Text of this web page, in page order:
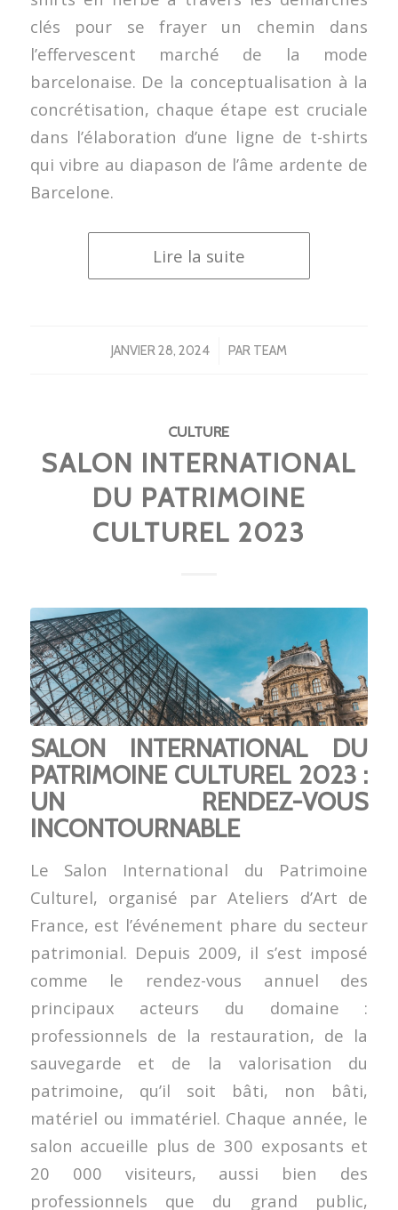
clés pour se frayer un chemin dans
l’effervescent marché de la mode
barcelonaise. De la conceptualisation à la
concrétisation, chaque étape est cruciale
dans l’élaboration d’une ligne de t-shirts
qui vibre au diapason de l’âme ardente de
Barcelone.
Lire la suite
JANVIER 28, 2024
/ PAR TEAM
CULTURE
SALON INTERNATIONAL
DU PATRIMOINE
CULTUREL 2023
SALON INTERNATIONAL DU
PATRIMOINE CULTUREL 2023 :
UN RENDEZ-VOUS
INCONTOURNABLE
Le Salon International du Patrimoine
Culturel, organisé par Ateliers d’Art de
France, est l’événement phare du secteur
patrimonial. Depuis 2009, il s’est imposé
comme le rendez-vous annuel des
principaux acteurs du domaine :
professionnels de la restauration, de la
sauvegarde et de la valorisation du
patrimoine, qu’il soit bâti, non bâti,
matériel ou immatériel. Chaque année, le
salon accueille plus de 300 exposants et
20 000 visiteurs, aussi bien des
professionnels que du grand public,